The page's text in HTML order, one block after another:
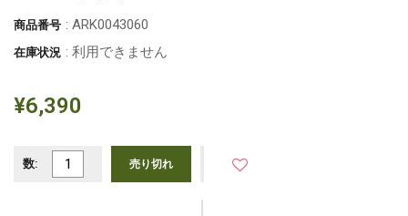
商品番号 : ARK0043060
在庫状況 : 利用できません
¥6,390
数: 売り切れ